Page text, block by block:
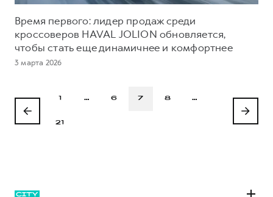
Время первого: лидер продаж среди
кроссоверов HAVAL JOLION обновляется,
чтобы стать еще динамичнее и комфортнее
3 марта 2026
1 … 6 7 8 …
21